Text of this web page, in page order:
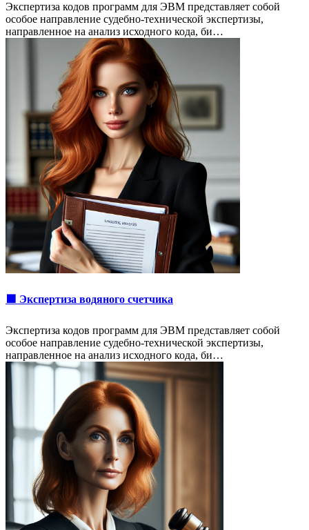
Экспертиза кодов программ для ЭВМ представляет собой
особое направление судебно-технической экспертизы,
направленное на анализ исходного кода, би…
🟩 Экспертиза водяного счетчика
Экспертиза кодов программ для ЭВМ представляет собой
особое направление судебно-технической экспертизы,
направленное на анализ исходного кода, би…